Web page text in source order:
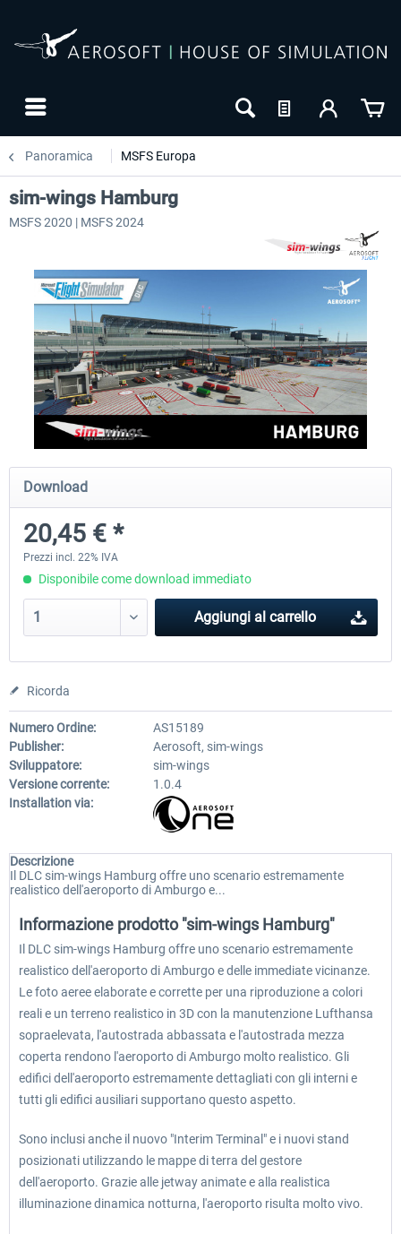
Panoramica MSFS Europa
Aerosoft Airport Cologne/Bonn
18,40 € *
sim-wings Hamburg
sim-wings Hamburg
MSFS 2020 | MSFS 2024
Download
20,45 € *
Prezzi incl. 22% IVA
Disponibile come download immediato
Aggiungi al carrello
Ricorda
Numero Ordine:
AS15189
Publisher:
Aerosoft, sim-wings
Sviluppatore:
sim-wings
Versione corrente:
1.0.4
Installation via:
Descrizione
Il DLC sim-wings Hamburg offre uno scenario estremamente
realistico dell'aeroporto di Amburgo e...
Informazione prodotto "sim-wings Hamburg"
Il DLC sim-wings Hamburg offre uno scenario estremamente
realistico dell'aeroporto di Amburgo e delle immediate vicinanze.
Le foto aeree elaborate e corrette per una riproduzione a colori
reali e un terreno realistico in 3D con la manutenzione Lufthansa
sopraelevata, l'autostrada abbassata e l'autostrada mezza
coperta rendono l'aeroporto di Amburgo molto realistico. Gli
edifici dell'aeroporto estremamente dettagliati con gli interni e
tutti gli edifici ausiliari supportano questo aspetto.
Sono inclusi anche il nuovo "Interim Terminal" e i nuovi stand
posizionati utilizzando le mappe di terra del gestore
dell'aeroporto. Grazie alle jetway animate e alla realistica
illuminazione dinamica notturna, l'aeroporto risulta molto vivo.